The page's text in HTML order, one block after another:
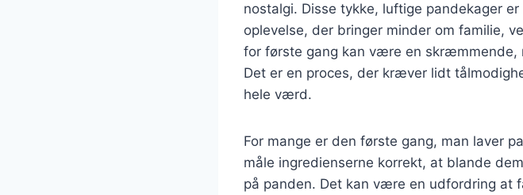
nostalgi. Disse tykke, luftige pandekager
oplevelse, der bringer minder om familie,
for første gang kan være en skræmmende,
Det er en proces, der kræver lidt
hele værd.
For mange er den første gang, man laver
måle ingredienserne korrekt, at blande
på panden. Det kan være en udfordring